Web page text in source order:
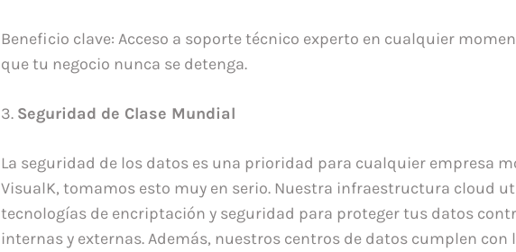
Beneficio clave: Acceso a soporte técnico experto en cualquier
que tu negocio nunca se detenga.
3. Seguridad de Clase Mundial
La seguridad de los datos es una prioridad para cualquier empresa
VisualK, tomamos esto muy en serio. Nuestra infraestructura cloud
tecnologías de encriptación y seguridad para proteger tus datos
internas y externas. Además, nuestros centros de datos cumplen